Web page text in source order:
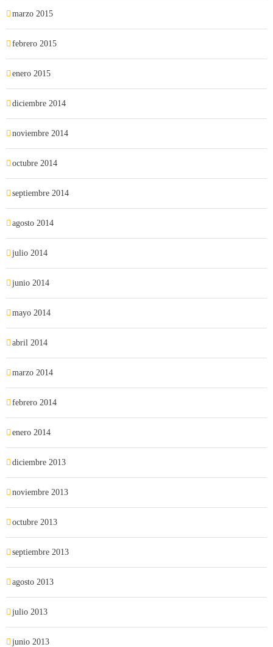
marzo 2015
febrero 2015
enero 2015
diciembre 2014
noviembre 2014
octubre 2014
septiembre 2014
agosto 2014
julio 2014
junio 2014
mayo 2014
abril 2014
marzo 2014
febrero 2014
enero 2014
diciembre 2013
noviembre 2013
octubre 2013
septiembre 2013
agosto 2013
julio 2013
junio 2013